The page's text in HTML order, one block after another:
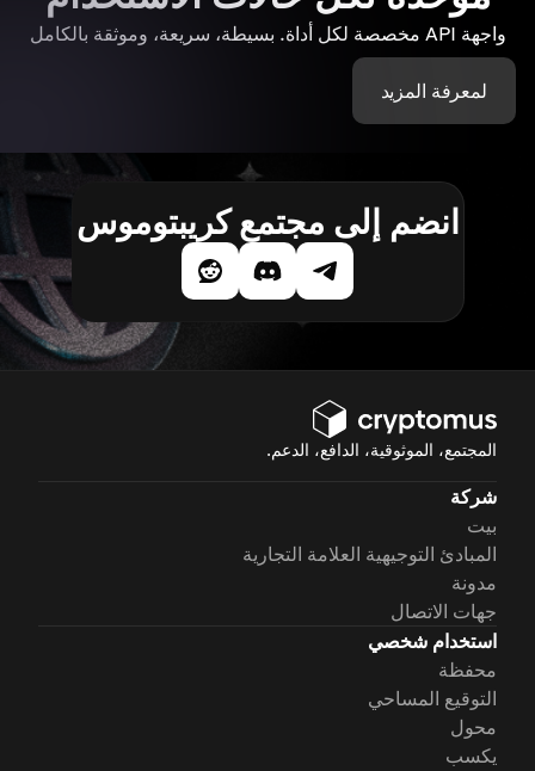
واجهة API مخصصة لكل أداة. بسيطة، سريعة، وموثقة بالكامل
لمعرفة المزيد
انضم إلى مجتمع كريبتوموس
المجتمع، الموثوقية، الدافع، الدعم.
شركة
بيت
المبادئ التوجيهية العلامة التجارية
مدونة
جهات الاتصال
استخدام شخصي
محفظة
التوقيع المساحي
محول
يكسب